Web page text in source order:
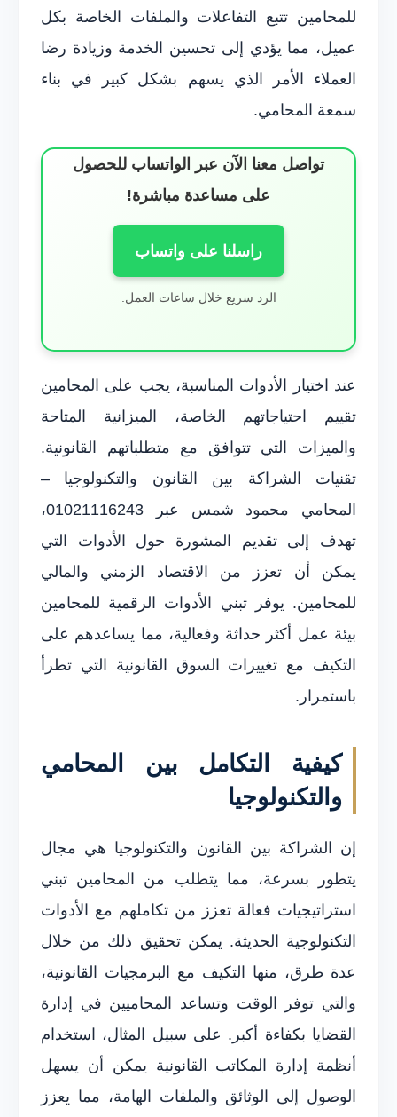
للمحامين تتبع التفاعلات والملفات الخاصة بكل
عميل، مما يؤدي إلى تحسين الخدمة وزيادة رضا
العملاء الأمر الذي يسهم بشكل كبير في بناء
سمعة المحامي.
تواصل معنا الآن عبر الواتساب للحصول
على مساعدة مباشرة!
راسلنا على واتساب
الرد سريع خلال ساعات العمل.
عند اختيار الأدوات المناسبة، يجب على المحامين
تقييم احتياجاتهم الخاصة، الميزانية المتاحة
والميزات التي تتوافق مع متطلباتهم القانونية.
تقنيات الشراكة بين القانون والتكنولوجيا –
المحامي محمود شمس عبر 01021116243،
تهدف إلى تقديم المشورة حول الأدوات التي
يمكن أن تعزز من الاقتصاد الزمني والمالي
للمحامين. يوفر تبني الأدوات الرقمية للمحامين
بيئة عمل أكثر حداثة وفعالية، مما يساعدهم على
التكيف مع تغييرات السوق القانونية التي تطرأ
باستمرار.
كيفية التكامل بين المحامي
والتكنولوجيا
إن الشراكة بين القانون والتكنولوجيا هي مجال
يتطور بسرعة، مما يتطلب من المحامين تبني
استراتيجيات فعالة تعزز من تكاملهم مع الأدوات
التكنولوجية الحديثة. يمكن تحقيق ذلك من خلال
عدة طرق، منها التكيف مع البرمجيات القانونية،
والتي توفر الوقت وتساعد المحاميين في إدارة
القضايا بكفاءة أكبر. على سبيل المثال، استخدام
أنظمة إدارة المكاتب القانونية يمكن أن يسهل
الوصول إلى الوثائق والملفات الهامة، مما يعزز